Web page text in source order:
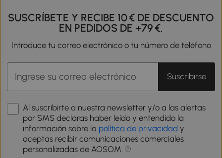
SUSCRÍBETE Y RECIBE 10 € DE DESCUENTO
EN PEDIDOS DE +79 €.
Introduce tu correo electrónico o tu número de teléfono
Suscribirse
Al suscribirte a nuestra newsletter y/o a las alertas
por SMS declaras haber leído y entendido la
información sobre la política de privacidad y
aceptas recibir comunicaciones comerciales
personalizadas de AOSOM.